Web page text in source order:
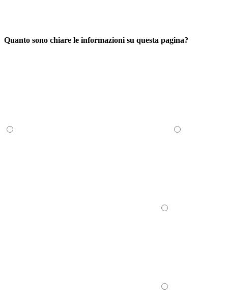
Quanto sono chiare le informazioni su questa pagina?